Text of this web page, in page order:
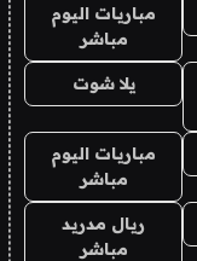
مباريات اليوم
مباشر
يلا شوت
مباريات اليوم
مباشر
ريال مدريد
مباشر